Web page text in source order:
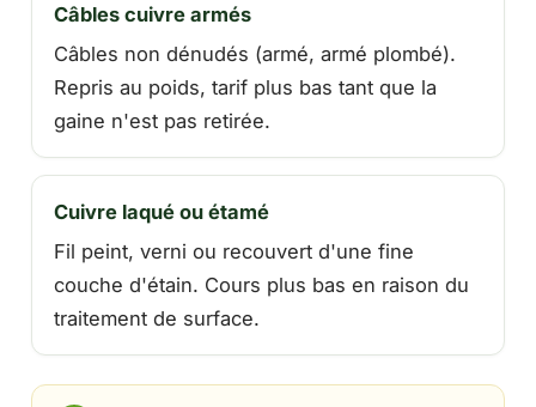
Câbles cuivre armés
Câbles non dénudés (armé, armé plombé).
Repris au poids, tarif plus bas tant que la
gaine n'est pas retirée.
Cuivre laqué ou étamé
Fil peint, verni ou recouvert d'une fine
couche d'étain. Cours plus bas en raison du
traitement de surface.